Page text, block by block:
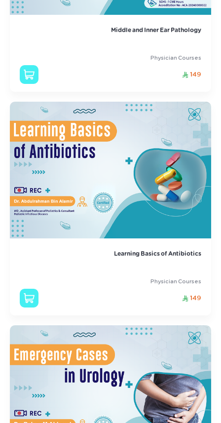
Middle and Inner Ear Pathology
Physician Courses
149
Learning Basics of Antibiotics
Physician Courses
149